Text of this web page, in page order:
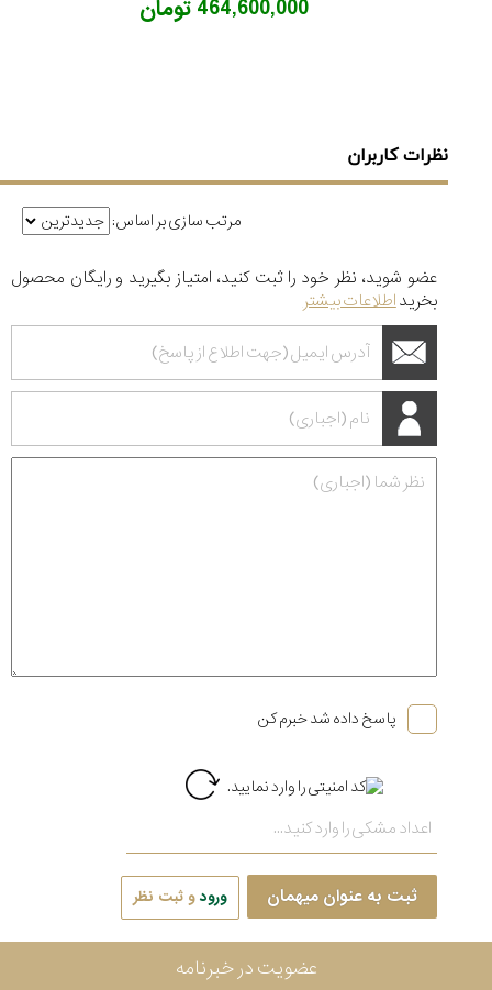
464,600,000 تومان
نظرات کاربران
مرتب سازی بر اساس:
عضو شوید، نظر خود را ثبت کنید، امتیاز بگیرید و رایگان محصول
بخریداطلاعات بیشتر
پاسخ داده شد خبرم کن
ثبت به عنوان میهمان ورودو ثبت نظر
عضویت در خبرنامه